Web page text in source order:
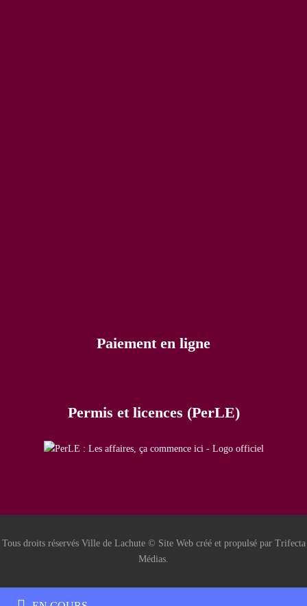
Paiement en ligne
Permis et licences (PerLE)
Tous droits réservés Ville de Lachute © Site Web créé et propulsé par Trifecta
Médias.